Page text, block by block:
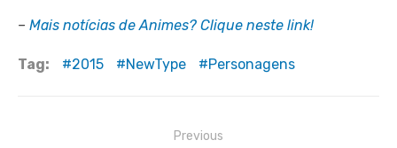
– Mais notícias de Animes? Clique neste link!
Tag: 2015 NewType Personagens
Previous